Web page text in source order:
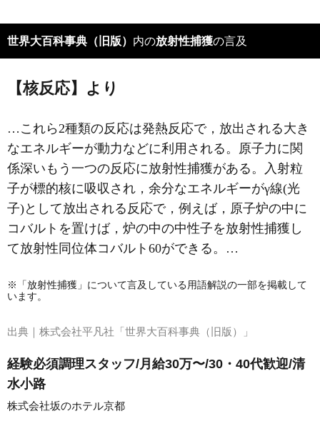
世界大百科事典（旧版） 内の放射性捕獲の言及
【核反応】より
…これら2種類の反応は発熱反応で，放出される大き
なエネルギーが動力などに利用される。原子力に関
係深いもう一つの反応に放射性捕獲がある。入射粒
子が標的核に吸収され，余分なエネルギーがγ線(光
子)として放出される反応で，例えば，原子炉の中に
コバルトを置けば，炉の中の中性子を放射性捕獲し
て放射性同位体コバルト60ができる。…
※「放射性捕獲」について言及している用語解説の一部を掲載して
います。
出典｜ 株式会社平凡社「世界大百科事典（旧版）」
経験必須調理スタッフ/月給30万〜/30・40代歓迎/清
水小路
株式会社坂のホテル京都